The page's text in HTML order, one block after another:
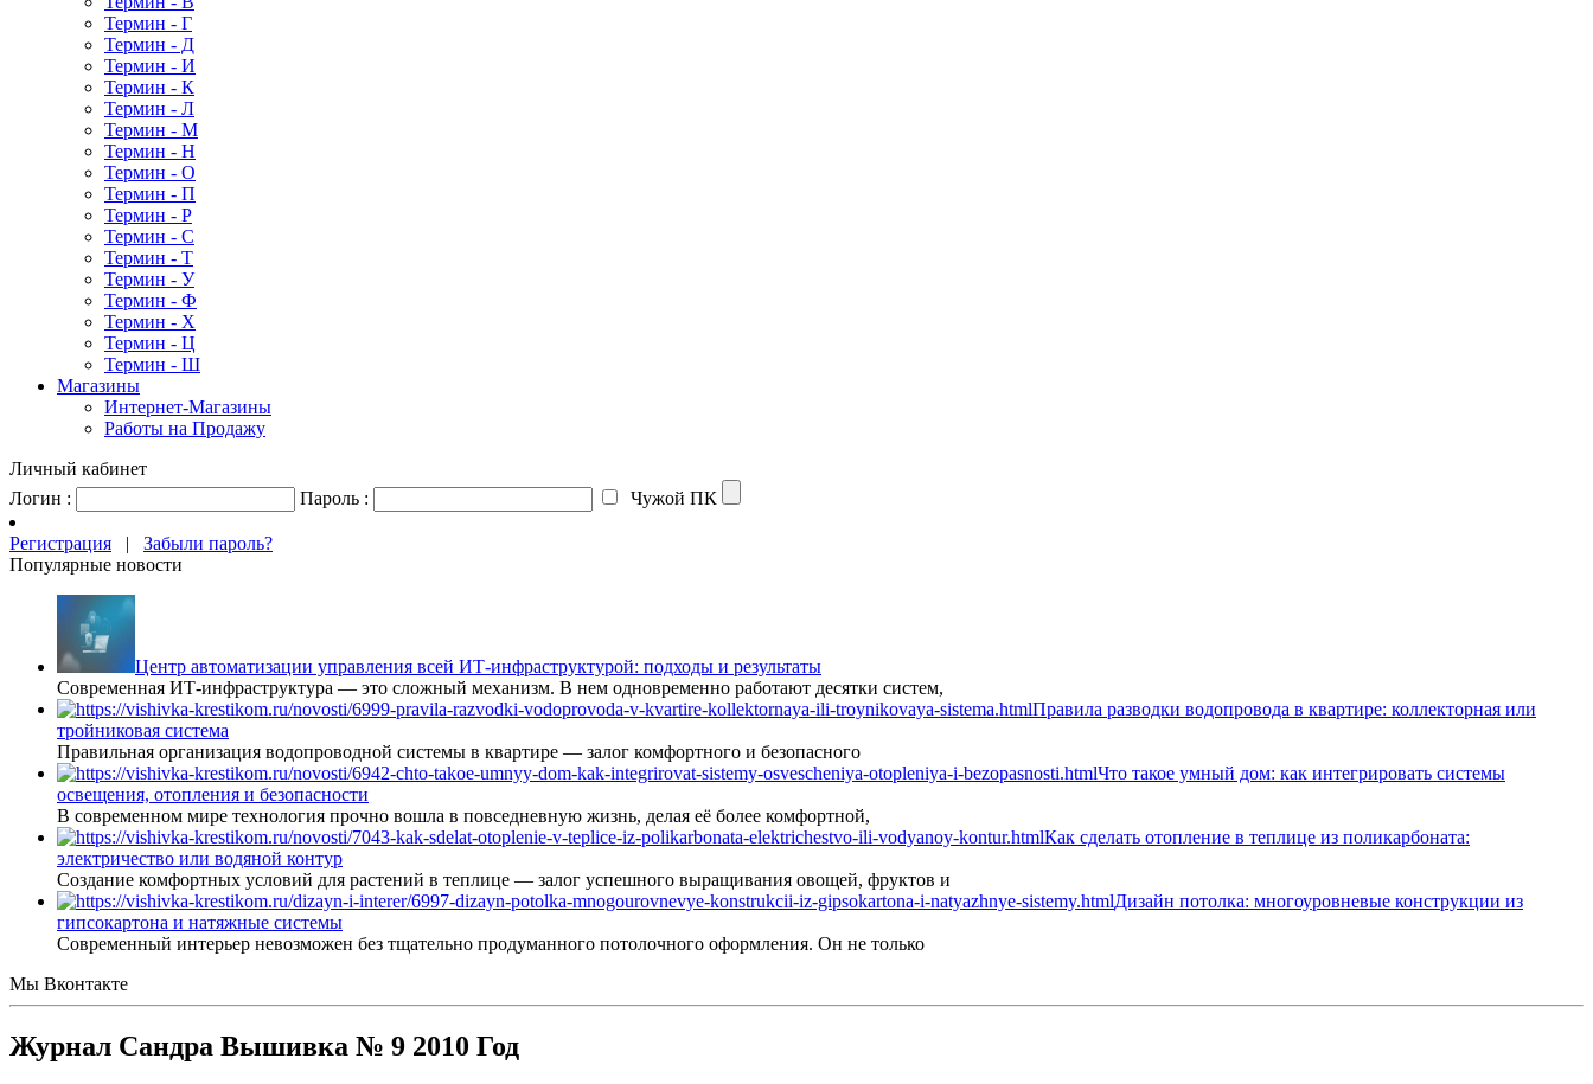
Термин - Г
Термин - Д
Термин - И
Термин - К
Термин - Л
Термин - М
Термин - Н
Термин - О
Термин - П
Термин - Р
Термин - С
Термин - Т
Термин - У
Термин - Ф
Термин - Х
Термин - Ц
Термин - Ш
Магазины
Интернет-Магазины
Работы на Продажу
Личный кабинет
Логин :
Пароль : Чужой ПК
Регистрация | Забыли пароль?
Популярные новости
Центр автоматизации управления всей ИТ-инфраструктурой: подходы и результаты
Современная ИТ-инфраструктура — это сложный механизм. В нем одновременно работают десятки систем,
Правила разводки водопровода в квартире: коллекторная или
тройниковая система
Правильная организация водопроводной системы в квартире — залог комфортного и безопасного
Что такое умный дом: как интегрировать системы
освещения, отопления и безопасности
В современном мире технология прочно вошла в повседневную жизнь, делая её более комфортной,
Как сделать отопление в теплице из поликарбоната:
электричество или водяной контур
Создание комфортных условий для растений в теплице — залог успешного выращивания овощей, фруктов и
Дизайн потолка: многоуровневые конструкции из
гипсокартона и натяжные системы
Современный интерьер невозможен без тщательно продуманного потолочного оформления. Он не только
Мы Вконтакте
Журнал Сандра Вышивка № 9 2010 Год